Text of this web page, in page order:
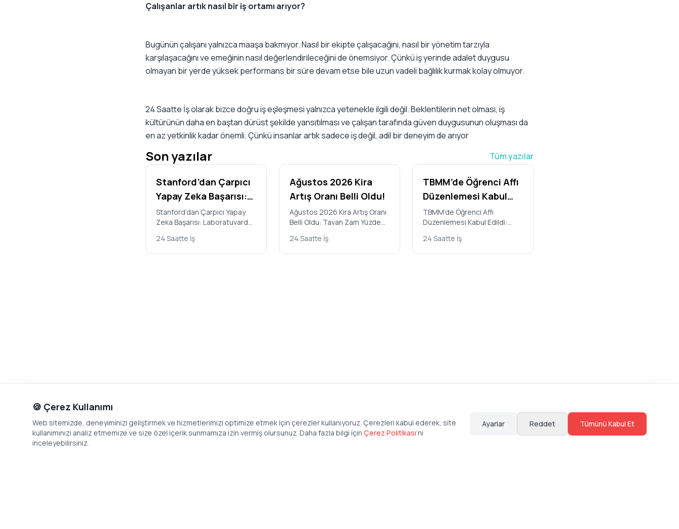
Çalışanlar artık nasıl bir iş ortamı arıyor?
Bugünün çalışanı yalnızca maaşa bakmıyor. Nasıl bir ekipte çalışacağını, nasıl bir yönetim tarzıyla
karşılaşacağını ve emeğinin nasıl değerlendirileceğini de önemsiyor. Çünkü iş yerinde adalet duygusu
olmayan bir yerde yüksek performans bir süre devam etse bile uzun vadeli bağlılık kurmak kolay olmuyor.
24 Saatte İş olarak bizce doğru iş eşleşmesi yalnızca yetenekle ilgili değil. Beklentilerin net olması, iş
kültürünün daha en baştan dürüst şekilde yansıtılması ve çalışan tarafında güven duygusunun oluşması da
en az yetkinlik kadar önemli. Çünkü insanlar artık sadece iş değil, adil bir deneyim de arıyor
Son yazılar Tüm yazılar
Stanford’dan Çarpıcı
Yapay Zeka Başarısı:
Laboratuvarda
Çoğalabilen Yeni
Virüsler Tasarlandı
Stanford’dan Çarpıcı Yapay
Zeka Başarısı: Laboratuvarda
Çoğalabilen Yeni Virüsler
Tasarlandı ABD’deki Stanford
Üniversit…
24 Saatte İş
Ağustos 2026 Kira
Artış Oranı Belli Oldu!
Ağustos 2026 Kira Artış Oranı
Belli Oldu: Tavan Zam Yüzde
31,90 Türkiye İstatistik
Kurumu’nun (TÜİK) açıkladığı
Temmuz 2…
24 Saatte İş
TBMM’de Öğrenci Affı
Düzenlemesi Kabul
Edildi: Kimler
Yararlanabilecek,
Hangi Cezalar
Geliyor?
TBMM’de Öğrenci Affı
Düzenlemesi Kabul Edildi:
Kimler Yararlanabilecek, Hangi
Cezalar Geliyor? Türkiye
Büyük Millet Mecl…
24 Saatte İş
🍪 Çerez Kullanımı
Web sitemizde, deneyiminizi geliştirmek ve hizmetlerimizi optimize etmek için çerezler kullanıyoruz. Çerezleri kabul ederek, site
kullanımınızı analiz etmemize ve size özel içerik sunmamıza izin vermiş olursunuz. Daha fazla bilgi için Çerez Politikası’nı
inceleyebilirsiniz.
Ayarlar Reddet Tümünü Kabul Et